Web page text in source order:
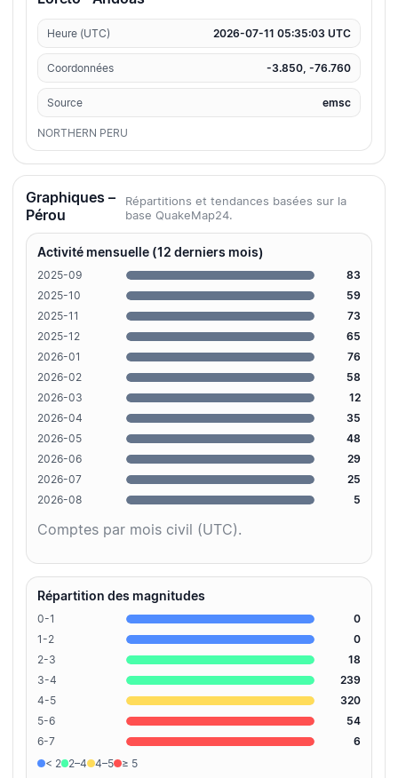
Heure (UTC) 2026-07-11 05:35:03 UTC
Coordonnées -3.850, -76.760
Source emsc
NORTHERN PERU
Graphiques –
Pérou
Répartitions et tendances basées sur la
base QuakeMap24.
Activité mensuelle (12 derniers mois)
2025-09
83
2025-10
59
2025-11
73
2025-12
65
2026-01
76
2026-02
58
2026-03
12
2026-04
35
2026-05
48
2026-06
29
2026-07
25
2026-08
5
Comptes par mois civil (UTC).
Répartition des magnitudes
0-1
0
1-2
0
2-3
18
3-4
239
4-5
320
5-6
54
6-7
6
< 2
2–4 4–5 ≥ 5